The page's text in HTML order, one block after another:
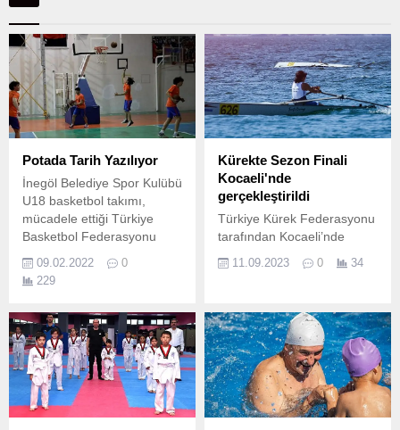
Potada Tarih Yazılıyor
İnegöl Belediye Spor Kulübü
U18 basketbol takımı,
mücadele ettiği Türkiye
Basketbol Federasyonu
Bursa İl Temsilciliği
gruplarında 11 maçta 11
galibiyet alarak namağlup
09.02.2022
0
229
Kürekte Sezon Finali
Kocaeli'nde
gerçekleştirildi
Türkiye Kürek Federasyonu
tarafından Kocaeli’nde
düzenlenen Sanmar
Denizcilik Deniz Küreği
11.09.2023 0 34